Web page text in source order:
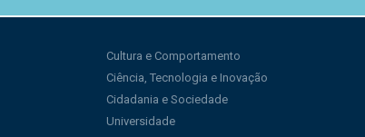
Cultura e Comportamento
Ciência, Tecnologia e Inovação
Cidadania e Sociedade
Universidade